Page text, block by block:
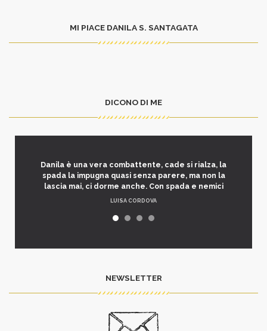
MI PIACE DANILA S. SANTAGATA
DICONO DI ME
Danila è una vera combattente, cade si rialza, la
spada la impugna quasi senza parere, ma non la
lascia mai, ci dorme anche. Con spada e nemici
LUISA CORDOVA
NEWSLETTER